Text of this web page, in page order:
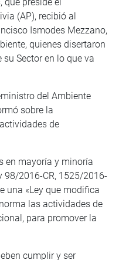
(AP), recibió al
Ismodes Mezzano,
quienes disertaron
Sector en lo que va
del Ambiente
sobre la
de
en mayoría y minoría
98/2016-CR, 1525/2016-
una «Ley que modifica
las actividades de
para promover la
cumplir y ser